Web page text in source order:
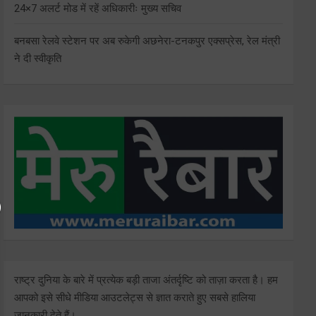
24×7 अलर्ट मोड में रहें अधिकारीः मुख्य सचिव
बनबसा रेलवे स्टेशन पर अब रुकेगी अछनेरा-टनकपुर एक्सप्रेस, रेल मंत्री
ने दी स्वीकृति
राष्ट्र दुनिया के बारे में प्रत्येक बड़ी ताजा अंतर्दृष्टि को ताज़ा करता है। हम
आपको इसे सीधे मीडिया आउटलेट्स से ज्ञात कराते हुए सबसे हालिया